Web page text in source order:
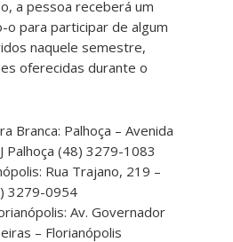
a pessoa receberá um
o para participar de algum
naquele semestre,
oferecidas durante o
Branca: Palhoça – Avenida
Palhoça (48) 3279-1083
Rua Trajano, 219 –
3279-0954
Av. Governador
– Florianópolis